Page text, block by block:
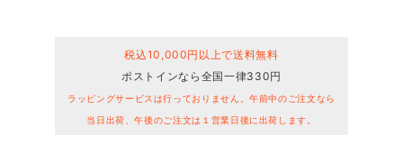
税込10,000円以上で送料無料
ポストインなら全国一律330円
ラッピングサービスは行っておりません。午前中のご注文なら
当日出荷、午後のご注文は１営業日後に出荷します。